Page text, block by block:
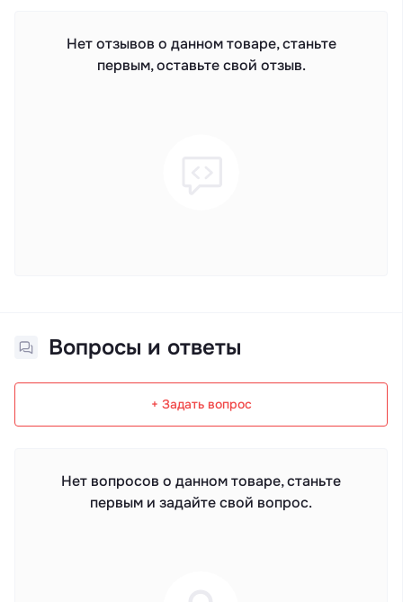
Нет отзывов о данном товаре, станьте
первым, оставьте свой отзыв.
Вопросы и ответы
+ Задать вопрос
Нет вопросов о данном товаре, станьте
первым и задайте свой вопрос.